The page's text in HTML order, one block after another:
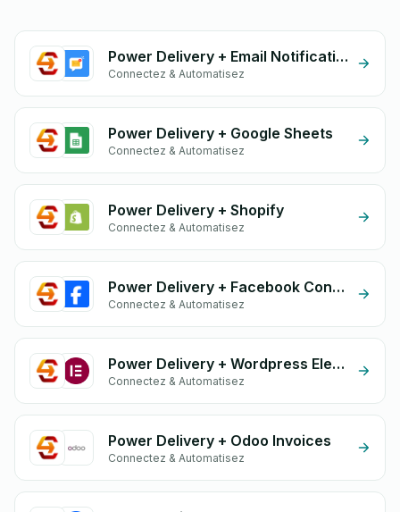
Power Delivery + Email Notifications by eGrow
Connectez & Automatisez
Power Delivery + Google Sheets
Connectez & Automatisez
Power Delivery + Shopify
Connectez & Automatisez
Power Delivery + Facebook Conversion API (CAPI)
Connectez & Automatisez
Power Delivery + Wordpress Elementor
Connectez & Automatisez
Power Delivery + Odoo Invoices
Connectez & Automatisez